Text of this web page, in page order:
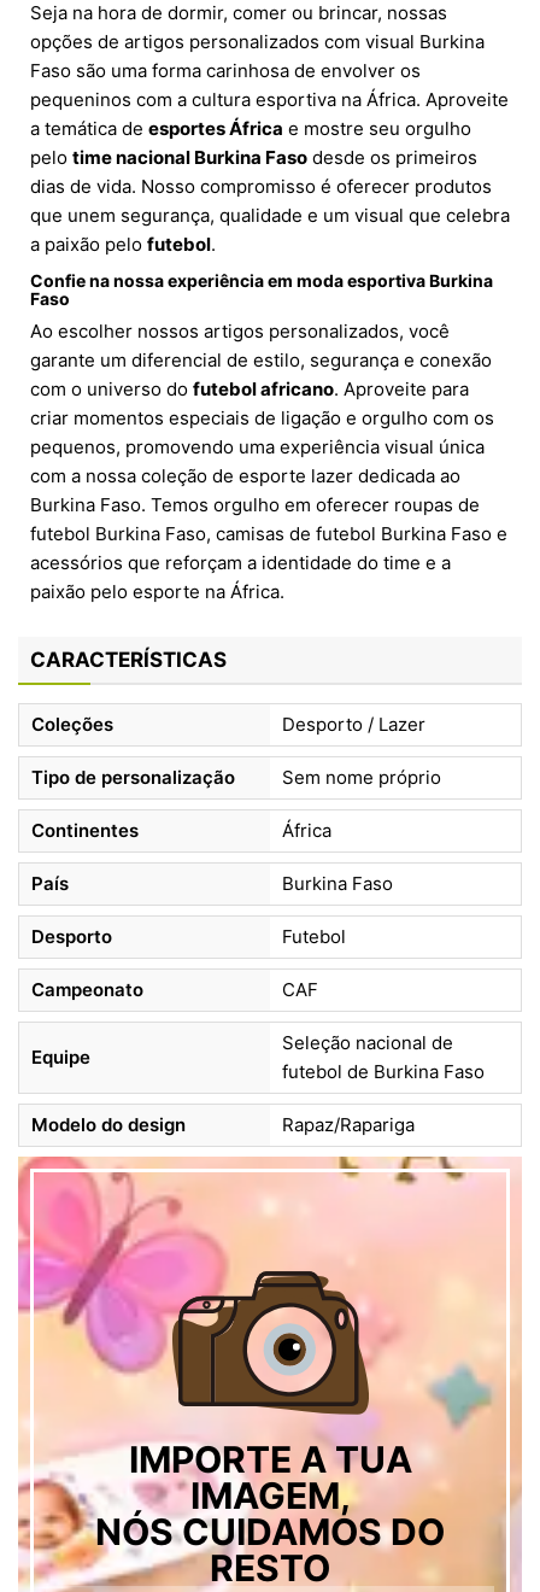
Seja na hora de dormir, comer ou brincar, nossas
opções de artigos personalizados com visual Burkina
Faso são uma forma carinhosa de envolver os
pequeninos com a cultura esportiva na África. Aproveite
a temática de esportes África e mostre seu orgulho
pelo time nacional Burkina Faso desde os primeiros
dias de vida. Nosso compromisso é oferecer produtos
que unem segurança, qualidade e um visual que celebra
a paixão pelo futebol.
Confie na nossa experiência em moda esportiva Burkina
Faso
Ao escolher nossos artigos personalizados, você
garante um diferencial de estilo, segurança e conexão
com o universo do futebol africano. Aproveite para
criar momentos especiais de ligação e orgulho com os
pequenos, promovendo uma experiência visual única
com a nossa coleção de esporte lazer dedicada ao
Burkina Faso. Temos orgulho em oferecer roupas de
futebol Burkina Faso, camisas de futebol Burkina Faso e
acessórios que reforçam a identidade do time e a
paixão pelo esporte na África.
CARACTERÍSTICAS
Coleções Desporto / Lazer
Tipo de personalização Sem nome próprio
Continentes África
País Burkina Faso
Desporto Futebol
Campeonato CAF
Equipe
Seleção nacional de
futebol de Burkina Faso
Modelo do design Rapaz/Rapariga
IMPORTE A TUA
IMAGEM,
NÓS CUIDAMOS DO
RESTO